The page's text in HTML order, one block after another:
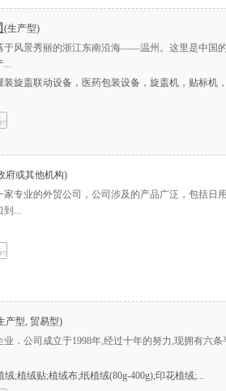
(生产型)
于风景秀丽的浙江东南沿海——温州。这里是中国
...
旋盖联动设备，医药包装设备，旋盖机，贴标机
府或其他机构)
专业的外贸公司，公司涉及的产品广泛，包括日
到...
产型, 贸易型)
．公司成立于1998年,经过十年的努力,现拥有六条
绒;植绒贴;植绒布;纸植绒(80g-400g);印花植绒;...